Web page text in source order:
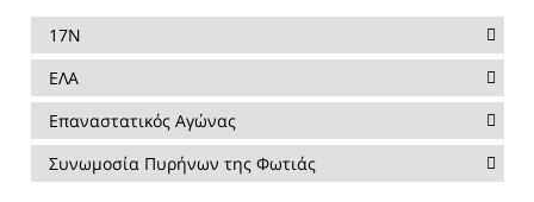
17Ν
ΕΛΑ
Επαναστατικός Αγώνας
Συνωμοσία Πυρήνων της Φωτιάς